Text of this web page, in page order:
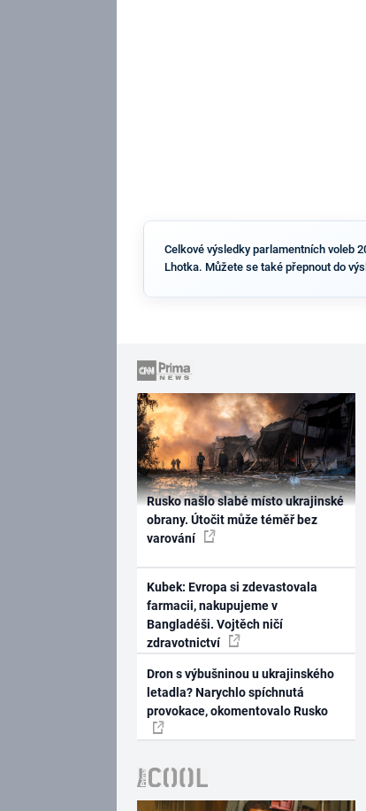
Celkové výsledky parlamentních voleb
Lhotka. Můžete se také přepnout do
Rusko našlo slabé místo ukrajinské
obrany. Útočit může téměř bez
varování
Kubek: Evropa si zdevastovala
farmacii, nakupujeme v
Bangladéši. Vojtěch ničí
zdravotnictví
Dron s výbušninou u ukrajinského
letadla? Narychlo spíchnutá
provokace, okomentovalo Rusko